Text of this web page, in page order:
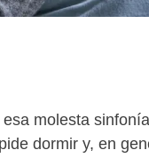
esa molesta
dormir y, en